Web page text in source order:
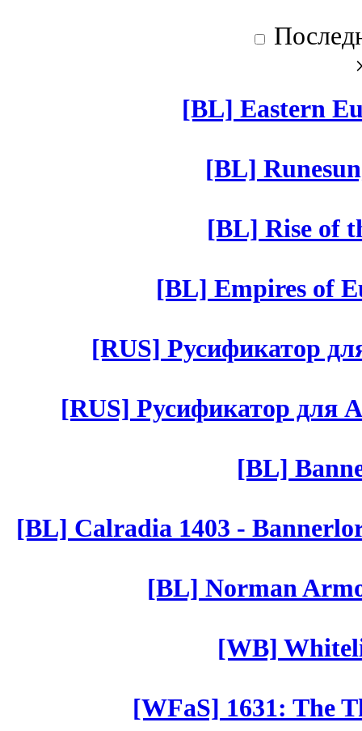
[BL] Eastern
[BL]
[BL] Rise of
[BL] Empires of
[RUS] Русификатор
[RUS] Русификатор для
[BL]
[BL] Calradia 1403 -
[BL] Norman
[WB]
[WFaS] 1631: The